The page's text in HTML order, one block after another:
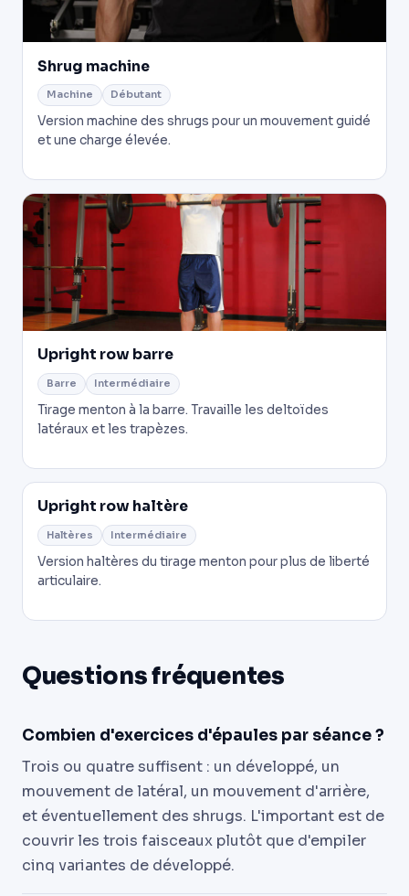
Shrug machine
Machine Débutant
Version machine des shrugs pour un mouvement guidé
et une charge élevée.
Upright row barre
Barre Intermédiaire
Tirage menton à la barre. Travaille les deltoïdes
latéraux et les trapèzes.
Upright row haltère
Haltères Intermédiaire
Version haltères du tirage menton pour plus de liberté
articulaire.
Questions fréquentes
Combien d'exercices d'épaules par séance ?
Trois ou quatre suffisent : un développé, un
mouvement de latéral, un mouvement d'arrière,
et éventuellement des shrugs. L'important est de
couvrir les trois faisceaux plutôt que d'empiler
cinq variantes de développé.